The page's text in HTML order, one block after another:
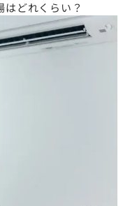
どれくらい？